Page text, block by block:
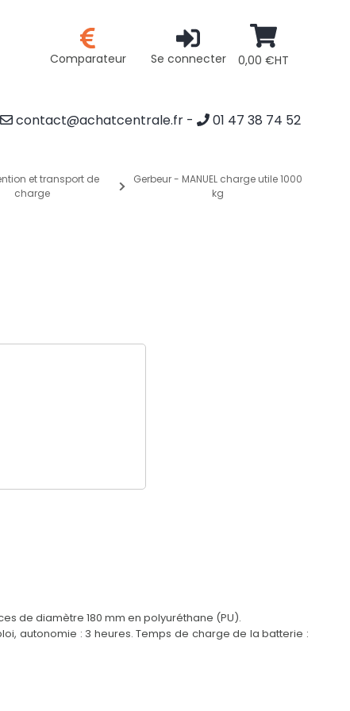
Comparateur Se connecter 0,00 €HT
contact@achatcentrale.fr - 01 47 38 74 52
et transport de
charge
Gerbeur - MANUEL charge utile 1000
kg
de diamètre 180 mm en polyuréthane (PU).
autonomie : 3 heures. Temps de charge de la batterie :